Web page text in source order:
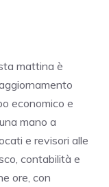
mattina è
economico e
mano a
e revisori alle
contabilità e
ore, con